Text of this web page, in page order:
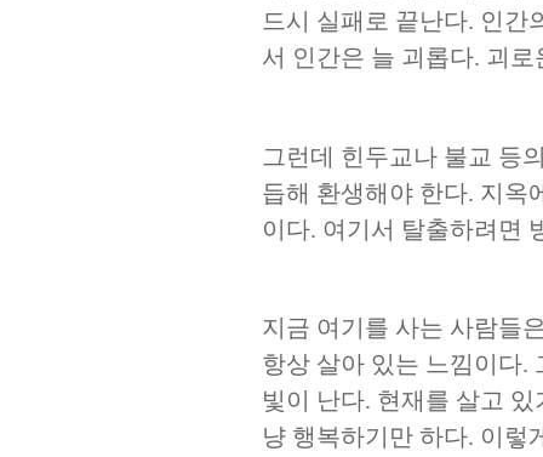
드시 실패로 끝난다. 인간
서 인간은 늘 괴롭다. 괴로
그런데 힌두교나 불교 등
듭해 환생해야 한다. 지옥
이다. 여기서 탈출하려면
지금 여기를 사는 사람들
항상 살아 있는 느낌이다.
빛이 난다. 현재를 살고 있
냥 행복하기만 하다. 이렇